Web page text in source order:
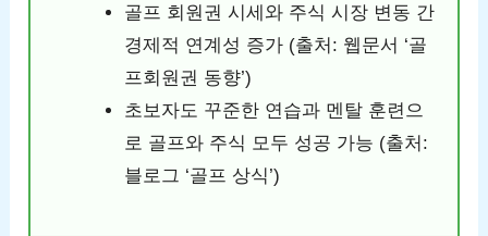
골프 회원권 시세와 주식 시장 변동 간
경제적 연계성 증가 (출처: 웹문서 ‘골
프회원권 동향’)
초보자도 꾸준한 연습과 멘탈 훈련으
로 골프와 주식 모두 성공 가능 (출처:
블로그 ‘골프 상식’)